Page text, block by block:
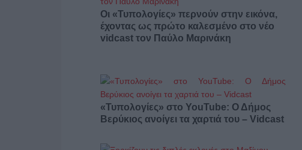
Οι «Τυπολογίες» περνούν στην εικόνα,
έχοντας ως πρώτο καλεσμένο στο νέο
vidcast τον Παύλο Μαρινάκη
«Τυπολογίες» στο YouTube: Ο Δήμος
Βερύκιος ανοίγει τα χαρτιά του – Vidcast